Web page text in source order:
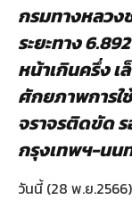
กรมทางหลว
ระยะทาง
หน้าเกินครึ่ง
ศักยภาพการใ
จราจรติดขัด
กรุงเทพฯ-นน
วันนี้ (28 พ.ย.2566)